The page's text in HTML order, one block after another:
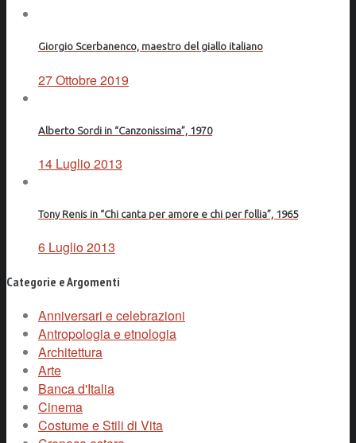
Giorgio Scerbanenco, maestro del giallo italiano
27 Ottobre 2019
Alberto Sordi in “Canzonissima”, 1970
14 Luglio 2013
Tony Renis in “Chi canta per amore e chi per follia”, 1965
6 Luglio 2013
Categorie e Argomenti
Anniversari e celebrazioni
Antropologia e etnologia
Architettura
Arte
Banca d'Italia
Cinema
Costume e Stili di Vita